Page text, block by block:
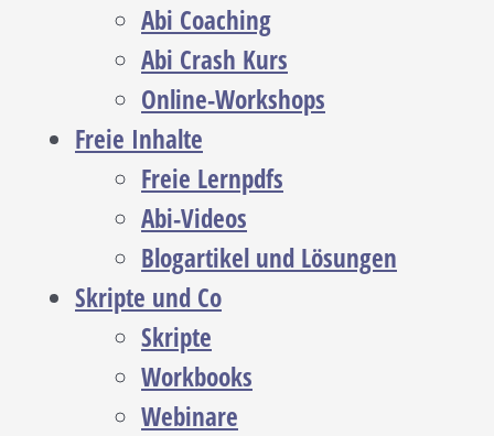
Abi Coaching
Abi Crash Kurs
Online-Workshops
Freie Inhalte
Freie Lernpdfs
Abi-Videos
Blogartikel und Lösungen
Skripte und Co
Skripte
Workbooks
Webinare